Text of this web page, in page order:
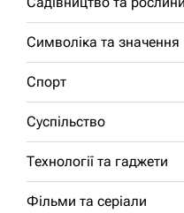
Символіка та значення
Спорт
Суспільство
Технології та гаджети
Фільми та серіали